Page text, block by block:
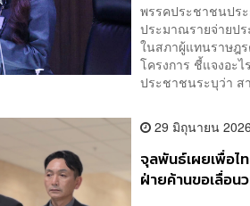
พรรคประชาชนปร
ประมาณรายจ่ายป
ในสภาผู้แทนราษฎ
โครงการ ชี้แจงอะ
ประชาชนระบุว่า ส
29 มิถุนายน 2026
จุลพันธ์เผยเพื่อไ
ฝ่ายค้านขอเลื่อน